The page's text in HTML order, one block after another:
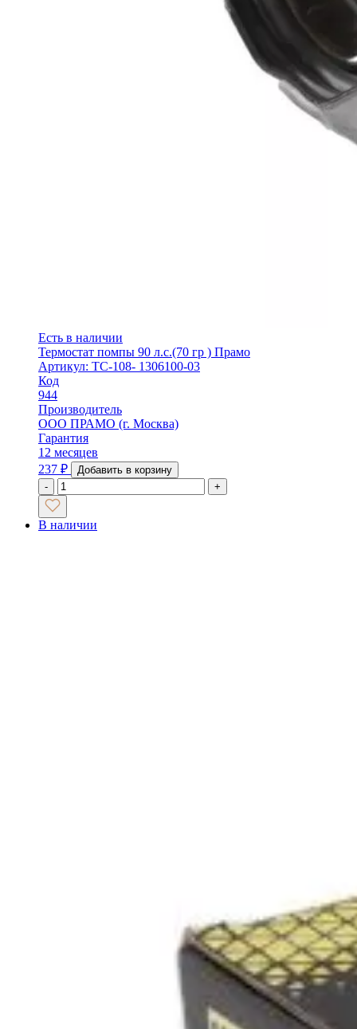
Есть в наличии
Термостат помпы 90 л.с.(70 гр ) Прамо
Артикул: ТС-108- 1306100-03
Код
944
Производитель
ООО ПРАМО (г. Москва)
Гарантия
12 месяцев
237 ₽
Добавить в корзину
-
+
В наличии